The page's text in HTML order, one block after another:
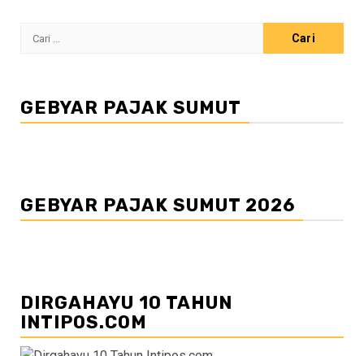
Cari
GEBYAR PAJAK SUMUT
GEBYAR PAJAK SUMUT 2026
DIRGAHAYU 10 TAHUN
INTIPOS.COM